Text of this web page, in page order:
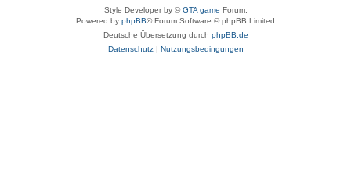
Style Developer by ©GTA game Forum.
Powered by phpBB® Forum Software © phpBB Limited
Deutsche Übersetzung durch phpBB.de
Datenschutz| Nutzungsbedingungen